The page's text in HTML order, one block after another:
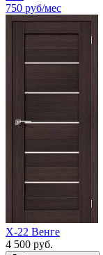
750 руб/мес
X-22 Венге
4 500 руб.